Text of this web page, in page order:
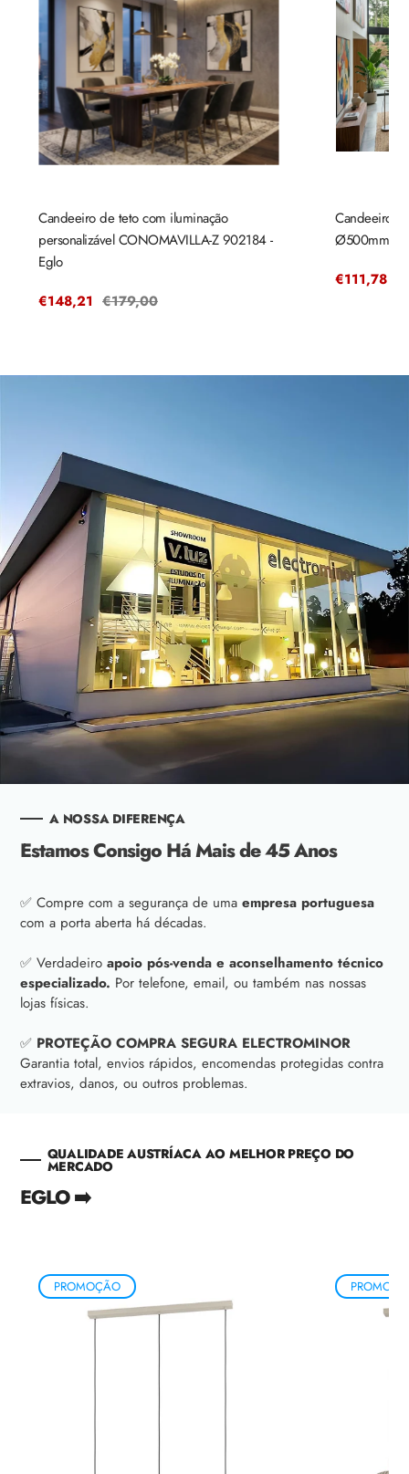
Candeeiro de teto com iluminação
personalizável CONOMAVILLA-Z 902184 -
Eglo
Preço
€148,21 Preço
€179,00
Candeeiro
Ø500mm
Preço
€111,78
A NOSSA DIFERENÇA
Estamos Consigo Há Mais de 45 Anos
✅ Compre com a segurança de uma empresa portuguesa
com a porta aberta há décadas.
✅ Verdadeiro apoio pós-venda e aconselhamento técnico
especializado. Por telefone, email, ou também nas nossas
lojas físicas.
✅ PROTEÇÃO COMPRA SEGURA ELECTROMINOR
Garantia total, envios rápidos, encomendas protegidas contra
extravios, danos, ou outros problemas.
QUALIDADE AUSTRÍACA AO MELHOR PREÇO DO
MERCADO
EGLO ➡️
PROMOÇÃO